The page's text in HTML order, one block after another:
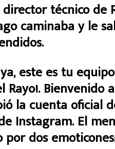
técnico de
caminaba y le
este es tu
Rayo!.
la cuenta oficial
Instagram. El
por dos